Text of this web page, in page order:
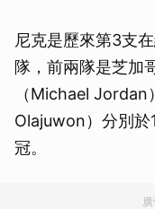
尼克是歷來第3支
隊，前兩隊是芝加
（Michael
Olajuwon）分別
冠。